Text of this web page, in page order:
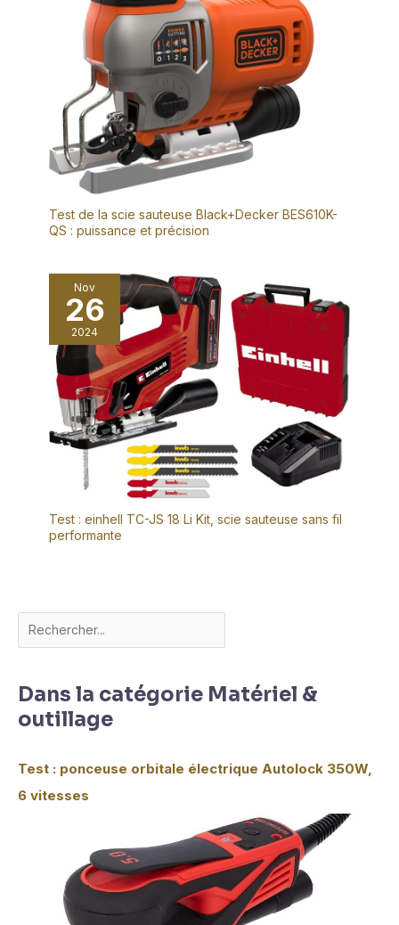
Test de la scie sauteuse Black+Decker BES610K-
QS : puissance et précision
Nov
26
2024
Test : einhell TC-JS 18 Li Kit, scie sauteuse sans fil
performante
Dans la catégorie Matériel &
outillage
Test : ponceuse orbitale électrique Autolock 350W,
6 vitesses